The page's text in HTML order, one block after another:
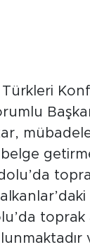
Türkleri
Başkan
belge
toprak